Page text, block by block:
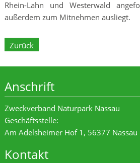
Rhein-Lahn und Westerwald
außerdem zum Mitnehmen ausliegt.
Zurück
Anschrift
Zweckverband Naturpark Nassau
Geschäftsstelle:
Am Adelsheimer Hof 1, 56377 Nassau
Kontakt